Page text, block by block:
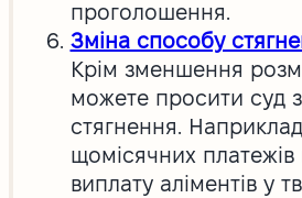
проголошення.
Зміна способу
Крім зменшення
можете просити суд
стягнення.
щомісячних платежів
виплату аліментів у